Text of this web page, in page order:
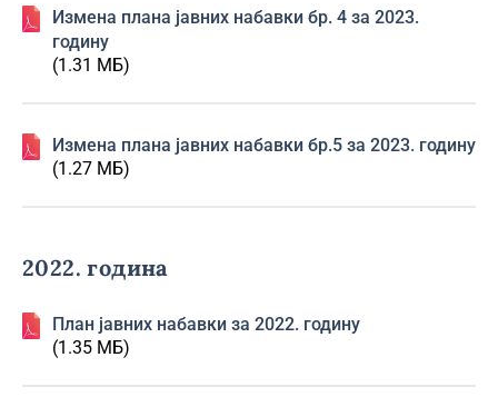
Изменa плана јавних набавки бр. 4 за 2023.
годину
(1.31 МБ)
Изменa плана јавних набавки бр.5 за 2023. годину
(1.27 МБ)
2022. година
План јавних набавки за 2022. годину
(1.35 МБ)